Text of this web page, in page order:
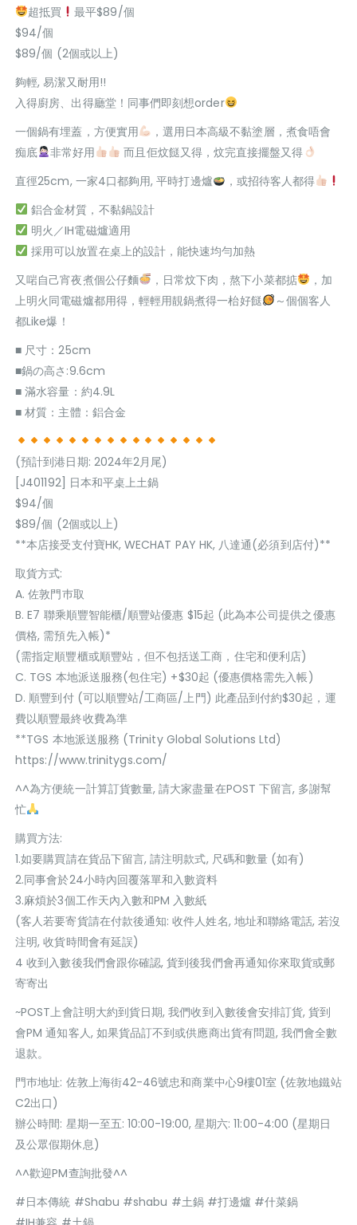
超抵買
最平$89/個
$94/個
$89/個 (2個或以上)
夠輕, 易潔又耐用!!
入得廚房、出得廳堂！同事們即刻想order
一個鍋有埋蓋，方便實用
，選用日本高級不黏塗層，煮食唔會
痴底
非常好用
而且佢炆餸又得，炆完直接擺盤又得
直徑25cm, 一家4口都夠用, 平時打邊爐
，或招待客人都得
鋁合金材質，不黏鍋設計
明火／IH電磁爐適用
採用可以放置在桌上的設計，能快速均勻加熱
又啱自己宵夜煮個公仔麵
，日常炆下肉，熬下小菜都掂
，加
上明火同電磁爐都用得，輕輕用靚鍋煮得一枱好餸
～個個客人
都Like爆！
■ 尺寸：25cm
■鍋の高さ:9.6cm
■ 滿水容量：約4.9L
■ 材質：主體：鋁合金
(預計到港日期: 2024年2月尾)
[J401192] 日本和平桌上土鍋
$94/個
$89/個 (2個或以上)
**本店接受支付寶HK, WECHAT PAY HK, 八達通(必須到店付)**
取貨方式:
A. 佐敦門巿取
B. E7 聯乘順豐智能櫃/順豐站優惠 $15起 (此為本公司提供之優惠
價格, 需預先入帳)*
(需指定順豐櫃或順豐站，但不包括送工商，住宅和便利店)
C. TGS 本地派送服務(包住宅) +$30起 (優惠價格需先入帳)
D. 順豐到付 (可以順豐站/工商區/上門) 此產品到付約$30起，運
費以順豐最終收費為準
**TGS 本地派送服務 (Trinity Global Solutions Ltd)
https://www.trinitygs.com/
^^為方便統一計算訂貨數量, 請大家盡量在POST 下留言, 多謝幫
忙
購買方法:
1.如要購買請在貨品下留言, 請注明款式, 尺碼和數量 (如有)
2.同事會於24小時內回覆落單和入數資料
3.麻煩於3個工作天內入數和PM 入數紙
(客人若要寄貨請在付款後通知: 收件人姓名, 地址和聯絡電話, 若沒
注明, 收貨時間會有延誤)
4 收到入數後我們會跟你確認, 貨到後我們會再通知你來取貨或郵
寄寄出
~POST上會註明大約到貨日期, 我們收到入數後會安排訂貨, 貨到
會PM 通知客人, 如果貨品訂不到或供應商出貨有問題, 我們會全數
退款。
門巿地址: 佐敦上海街42-46號忠和商業中心9樓01室 (佐敦地鐵站
C2出口)
辦公時間: 星期一至五: 10:00-19:00, 星期六: 11:00-4:00 (星期日
及公眾假期休息)
^^歡迎PM查詢批發^^
#日本傳統 #Shabu #shabu #土鍋 #打邊爐 #什菜鍋